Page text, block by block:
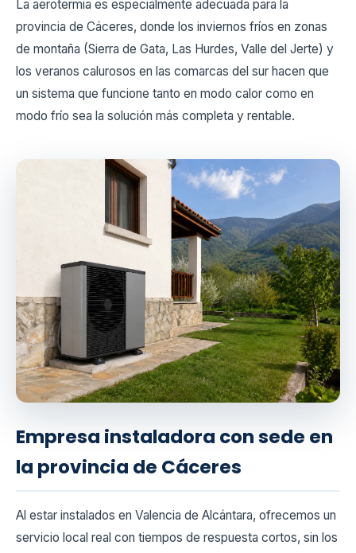
La aerotermia es especialmente adecuada para la
provincia de Cáceres, donde los inviernos fríos en zonas
de montaña (Sierra de Gata, Las Hurdes, Valle del Jerte) y
los veranos calurosos en las comarcas del sur hacen que
un sistema que funcione tanto en modo calor como en
modo frío sea la solución más completa y rentable.
Empresa instaladora con sede en
la provincia de Cáceres
Al estar instalados en Valencia de Alcántara, ofrecemos un
servicio local real con tiempos de respuesta cortos, sin los